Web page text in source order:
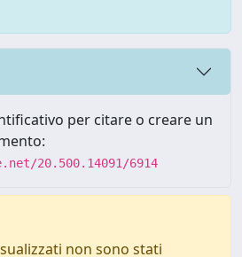
per citare o creare un
20.500.14091/6914
non sono stati